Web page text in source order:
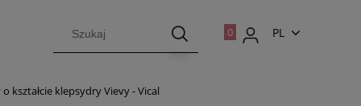
PL
kształcie klepsydry Vievy - Vical